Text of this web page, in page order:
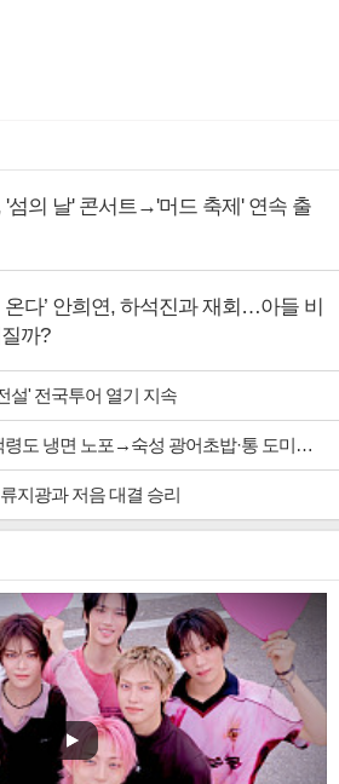
'섬의 날' 콘서트→'머드 축제' 연속 출
온다’ 안희연, 하석진과 재회…아들 비
까?
설' 전국투어 열기 지속
냉면 노포→숙성 광어초밥·통 도미찜 맛집 탐방
지광과 저음 대결 승리